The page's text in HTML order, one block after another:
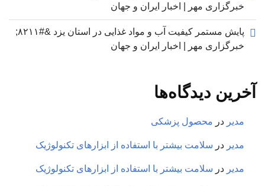
خبرگزاری مهر | اخبار ایران و جهان
پایش مستمر کیفیت آب و مواد غذایی در استان یزد &#۸۲۱۱;
خبرگزاری مهر | اخبار ایران و جهان
آخرین دیدگاه‌ها
مدیر در محصول پزشکی
مدیر در سلامت بیشتر با استفاده از ابزارهای تکنولوژیک
مدیر در سلامت بیشتر با استفاده از ابزارهای تکنولوژیک